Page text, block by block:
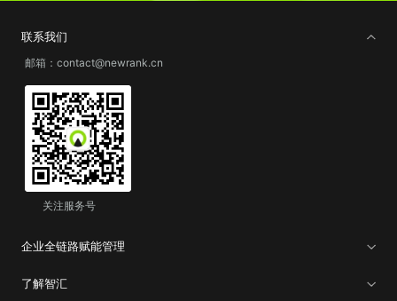
联系我们
邮箱：contact@newrank.cn
关注服务号
企业全链路赋能管理
了解智汇